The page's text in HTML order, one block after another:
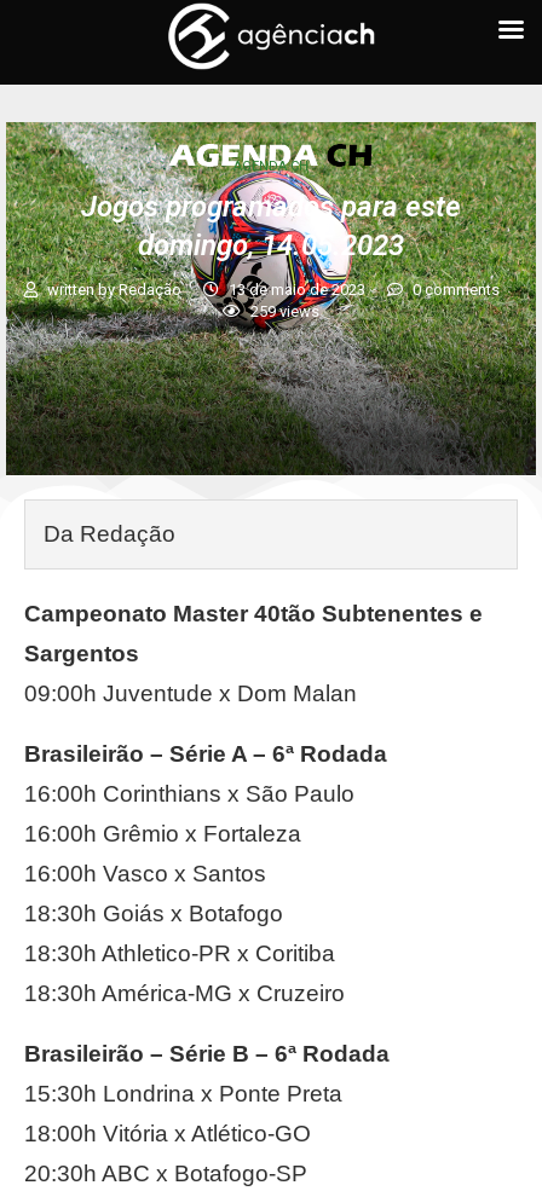
AGENDA CH
Jogos programados para este
domingo, 14.05.2023
written byRedação 13 de maio de 2023
0 comments
259views
Da Redação
Campeonato Master 40tão Subtenentes e
Sargentos
09:00h Juventude x Dom Malan
Brasileirão – Série A – 6ª Rodada
16:00h Corinthians x São Paulo
16:00h Grêmio x Fortaleza
16:00h Vasco x Santos
18:30h Goiás x Botafogo
18:30h Athletico-PR x Coritiba
18:30h América-MG x Cruzeiro
Brasileirão – Série B – 6ª Rodada
15:30h Londrina x Ponte Preta
18:00h Vitória x Atlético-GO
20:30h ABC x Botafogo-SP